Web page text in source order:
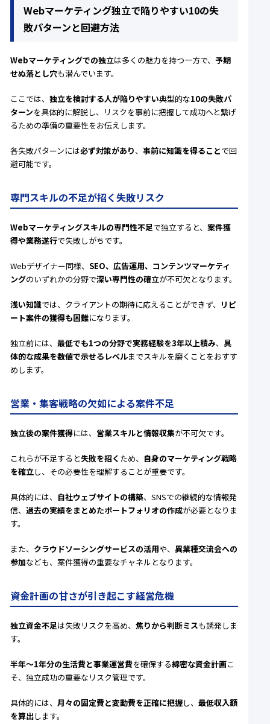
Webマーケティング独立で陥りやすい10の失
敗パターンと回避方法
Webマーケティングでの独立は多くの魅力を持つ一方で、予期
せぬ落とし穴も潜んでいます。
ここでは、独立を検討する人が陥りやすい典型的な10の失敗パ
ターンを具体的に解説し、リスクを事前に把握して成功へと繋げ
るための準備の重要性をお伝えします。
各失敗パターンには必ず対策があり、事前に知識を得ることで回
避可能です。
専門スキルの不足が招く失敗リスク
Webマーケティングスキルの専門性不足で独立すると、案件獲
得や業務遂行で失敗しがちです。
Webデザイナー同様、SEO、広告運用、コンテンツマーケティ
ングのいずれかの分野で深い専門性の確立が不可欠となります。
浅い知識では、クライアントの期待に応えることができず、 リピ
ート案件の獲得も困難になります。
独立前には、最低でも1つの分野で実務経験を3年以上積み、 具
体的な成果を数値で示せるレベルまでスキルを磨くことをおすす
めします。
営業・集客戦略の欠如による案件不足
独立後の案件獲得には、 営業スキルと情報収集が不可欠です。
これらが不足すると失敗を招く ため、 自身のマーケティング戦略
を確立 し、その必要性を理解することが重要です。
具体的には、 自社ウェブサイトの構築、SNSでの継続的な情報発
信、過去の実績をまとめたポートフォリオの作成が必要となりま
す。
また、 クラウドソーシングサービスの活用や、異業種交流会への
参加なども、案件獲得の重要なチャネルとなります。
資金計画の甘さが引き起こす経営危機
独立資金不足は失敗リスクを高め、焦りから判断ミスも誘発しま
す。
半年～1年分の生活費と事業運営費を確保する綿密な資金計画こ
そ、独立成功の重要なリスク管理です。
具体的には、 月々の固定費と変動費を正確に把握し、最低収入額
を算出します。